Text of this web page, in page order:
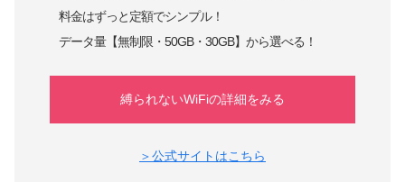
料金はずっと定額でシンプル！
データ量【無制限・50GB・30GB】から選べる！
縛られないWiFiの詳細をみる
＞公式サイトはこちら